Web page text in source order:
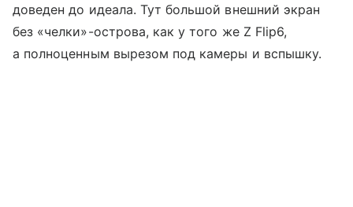
доведен до идеала. Тут большой внешний экран
без «челки»-острова, как у того же Z Flip6,
а полноценным вырезом под камеры и вспышку.